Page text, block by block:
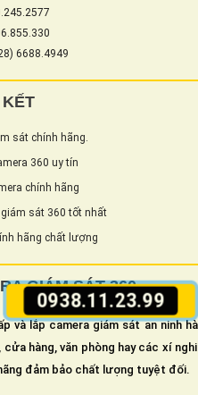
0938.11.23.99
6688.4949
sát chính hãng.
360 uy tín
chính hãng
sát 360 tốt nhất
hãng chất lượng
GIÁM SÁT 360
và lắp camera giám sát an ninh
hàng, văn phòng hay các xí
đảm bảo chất lượng tuyệt đối.